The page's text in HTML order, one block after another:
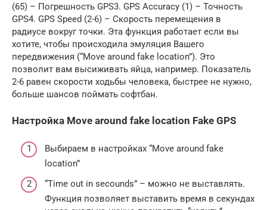
(65) – Погрешность GPS3. GPS Accuracy (1) – Точность
GPS4. GPS Speed (2-6) – Скорость перемещения в
радиусе вокруг точки. Эта функция работает если вы
хотите, чтобы происходила эмуляция Вашего
передвижения (“Move around fake location”). Это
позволит вам высиживать яйца, например. Показатель
2-6 равен скорости ходьбы человека, быстрее не нужно,
больше шансов поймать софтбан.
Настройка Move around fake location Fake GPS
Выбираем в настройках “Move around fake
location”
“Time out in secounds” – можно не выставлять.
Функция позволяет выставить время в секундах